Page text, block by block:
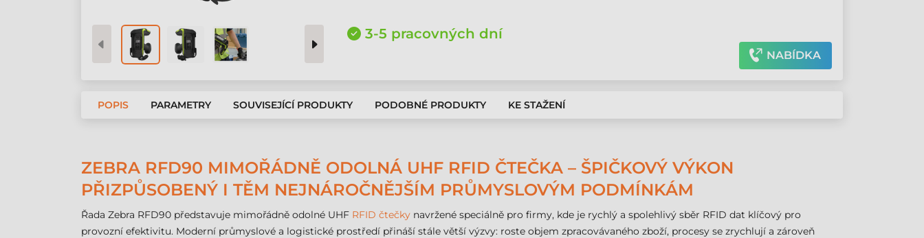
3-5 pracovných dní
NABÍDKA
POPIS PARAMETRY SOUVISEJÍCÍ PRODUKTY PODOBNÉ PRODUKTY KE STAŽENÍ
ZEBRA RFD90 MIMOŘÁDNĚ ODOLNÁ UHF RFID ČTEČKA – ŠPIČKOVÝ VÝKON
PŘIZPŮSOBENÝ I TĚM NEJNÁROČNĚJŠÍM PRŮMYSLOVÝM PODMÍNKÁM
Řada Zebra RFD90 představuje mimořádně odolné UHF RFID čtečky navržené speciálně pro firmy, kde je rychlý a spolehlivý sběr RFID dat klíčový pro
provozní efektivitu. Moderní průmyslové a logistické prostředí přináší stále větší výzvy: roste objem zpracovávaného zboží, procesy se zrychlují a zároveň